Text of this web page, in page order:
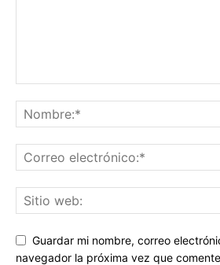
Guardar mi nombre, correo
navegador la próxima vez que